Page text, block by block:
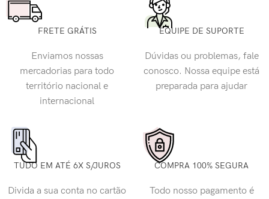
FRETE GRÁTIS
Enviamos nossas
mercadorias para todo
território nacional e
internacional
EQUIPE DE SUPORTE
Dúvidas ou problemas, fale
conosco. Nossa equipe está
preparada para ajudar
TUDO EM ATÉ 6X S/JUROS
Divida a sua conta no cartão
COMPRA 100% SEGURA
Todo nosso pagamento é